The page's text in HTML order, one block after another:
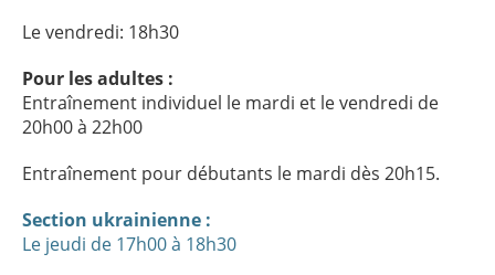
Le vendredi: 18h30
Pour les adultes :
Entraînement individuel le mardi et le vendredi de
20h00 à 22h00
Entraînement pour débutants le mardi dès 20h15.
Section ukrainienne :
Le jeudi de 17h00 à 18h30